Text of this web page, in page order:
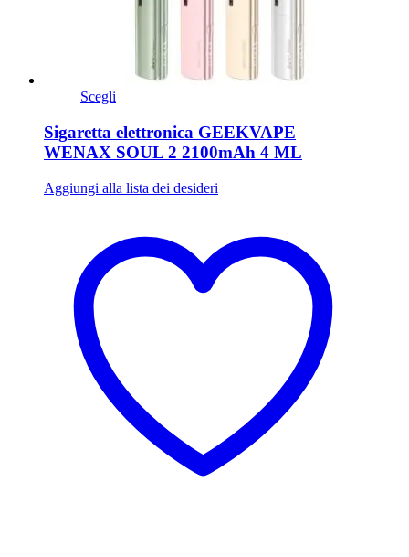
Scegli
Sigaretta elettronica GEEKVAPE
WENAX SOUL 2 2100mAh 4 ML
Aggiungi alla lista dei desideri